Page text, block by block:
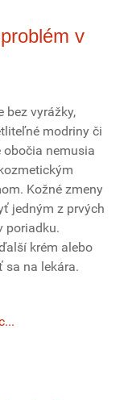
v
bez vyrážky,
modriny či
obočia nemusia
Kožné zmeny
jedným z prvých
poriadku.
krém alebo
sa na lekára.